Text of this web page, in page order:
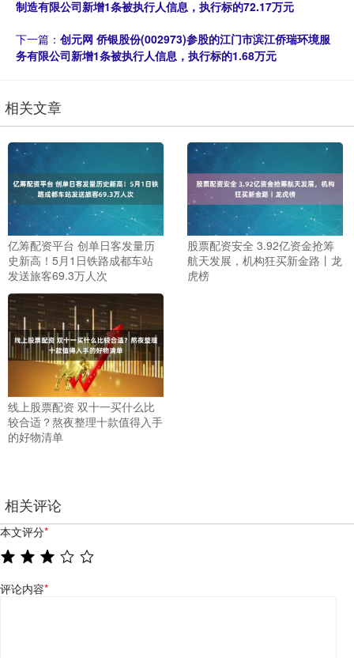
制造有限公司新增1条被执行人信息，执行标的72.17万元
下一篇： 创元网 侨银股份(002973)参股的江门市滨江侨瑞环境服
务有限公司新增1条被执行人信息，执行标的1.68万元
相关文章
亿筹配资平台 创单日客发量历
史新高！5月1日铁路成都车站
发送旅客69.3万人次
股票配资安全 3.92亿资金抢筹
航天发展，机构狂买新金路丨龙
虎榜
线上股票配资 双十一买什么比
较合适？熬夜整理十款值得入手
的好物清单
相关评论
本文评分*
评论内容*